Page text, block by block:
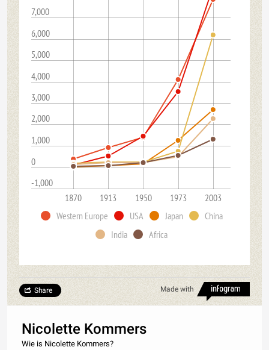
-1,000
0
1,000
2,000
3,000
4,000
5,000
6,000
7,000
1870 1913 1950 1973
2003
Western Europe
USA Japan
China
India
Africa
Made with
Share
Nicolette Kommers
Wie is Nicolette Kommers?